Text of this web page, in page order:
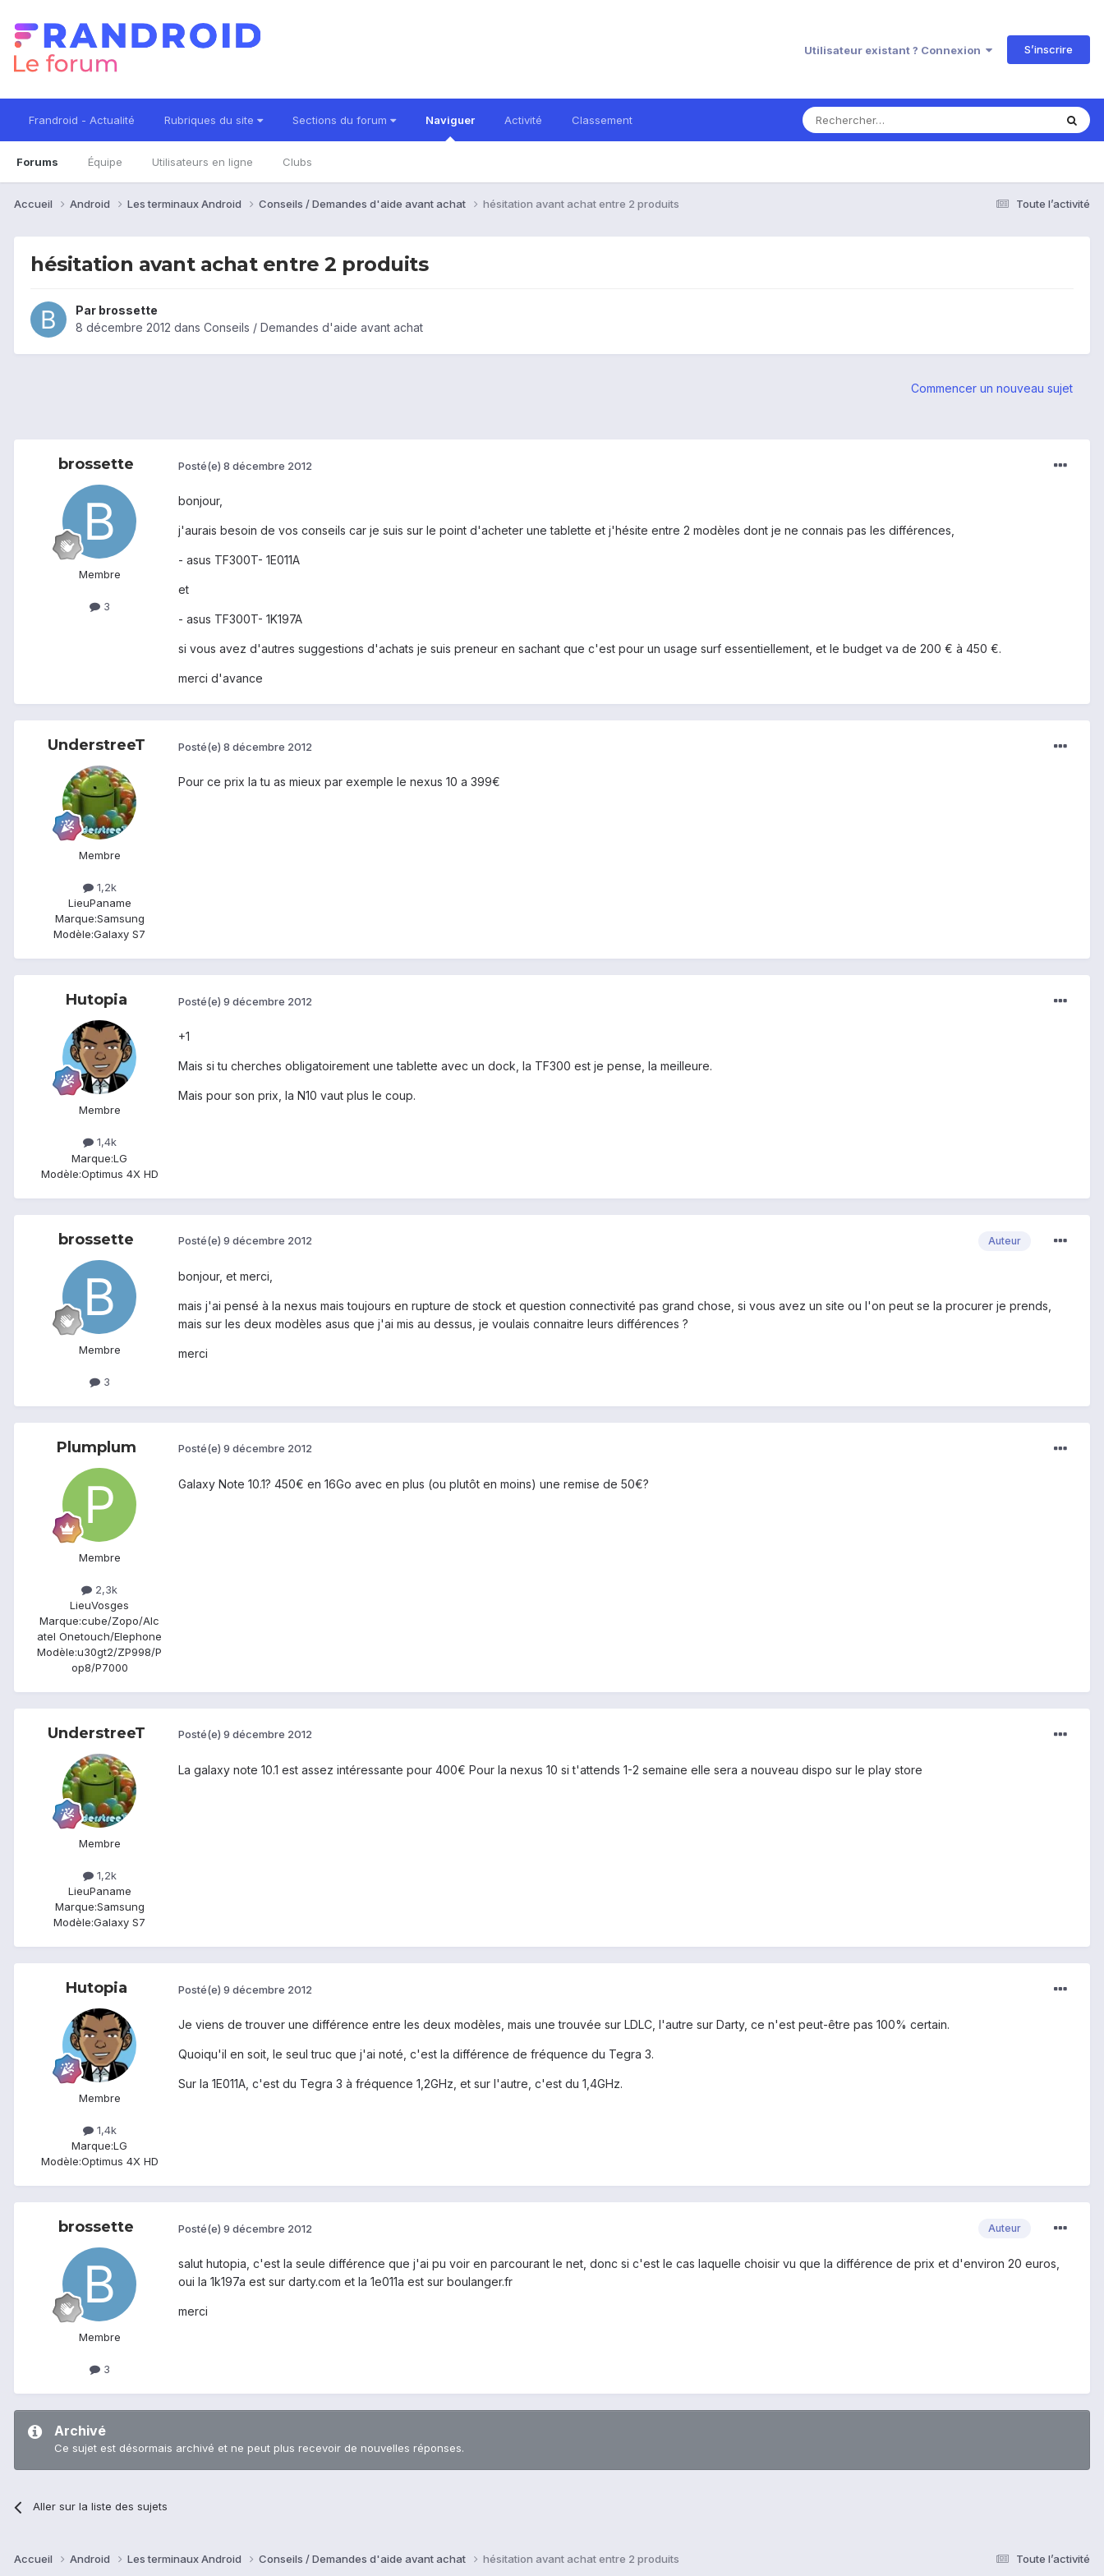
Utilisateur existant ? Connexion S’inscrire
Frandroid - Actualité Rubriques du site Sections du forum Naviguer
Forums Équipe Utilisateurs en ligne Clubs
Activité Classement
Toute l’activité
Accueil Android Les terminaux Android Conseils / Demandes d'aide avant achat hésitation avant achat entre 2 produits
hésitation avant achat entre 2 produits
Par brossette
8 décembre 2012 dans Conseils / Demandes d'aide avant achat
Commencer un nouveau sujet
brossette
Membre
3
Posté(e) 8 décembre 2012
bonjour,
j'aurais besoin de vos conseils car je suis sur le point d'acheter une tablette et j'hésite entre 2 modèles dont je ne connais pas les différences,
- asus TF300T- 1E011A
et
- asus TF300T- 1K197A
si vous avez d'autres suggestions d'achats je suis preneur en sachant que c'est pour un usage surf essentiellement, et le budget va de 200 € à 450 €.
merci d'avance
UnderstreeT
Membre
1,2k
LieuPaname
Marque:Samsung
Modèle:Galaxy S7
Posté(e) 8 décembre 2012
Pour ce prix la tu as mieux par exemple le nexus 10 a 399€
Hutopia
Membre
1,4k
Marque:LG
Modèle:Optimus 4X HD
Posté(e) 9 décembre 2012
+1
Mais si tu cherches obligatoirement une tablette avec un dock, la TF300 est je pense, la meilleure.
Mais pour son prix, la N10 vaut plus le coup.
brossette
Membre
3
Auteur
Posté(e) 9 décembre 2012
bonjour, et merci,
mais j'ai pensé à la nexus mais toujours en rupture de stock et question connectivité pas grand chose, si vous avez un site ou l'on peut se la procurer je prends,
mais sur les deux modèles asus que j'ai mis au dessus, je voulais connaitre leurs différences ?
merci
Plumplum
Membre
2,3k
LieuVosges
Marque:cube/Zopo/Alc
atel Onetouch/Elephone
Modèle:u30gt2/ZP998/P
op8/P7000
Posté(e) 9 décembre 2012
Galaxy Note 10.1? 450€ en 16Go avec en plus (ou plutôt en moins) une remise de 50€?
UnderstreeT
Membre
1,2k
LieuPaname
Marque:Samsung
Modèle:Galaxy S7
Posté(e) 9 décembre 2012
La galaxy note 10.1 est assez intéressante pour 400€ Pour la nexus 10 si t'attends 1-2 semaine elle sera a nouveau dispo sur le play store
Hutopia
Membre
1,4k
Marque:LG
Modèle:Optimus 4X HD
Posté(e) 9 décembre 2012
Je viens de trouver une différence entre les deux modèles, mais une trouvée sur LDLC, l'autre sur Darty, ce n'est peut-être pas 100% certain.
Quoiqu'il en soit, le seul truc que j'ai noté, c'est la différence de fréquence du Tegra 3.
Sur la 1E011A, c'est du Tegra 3 à fréquence 1,2GHz, et sur l'autre, c'est du 1,4GHz.
brossette
Membre
3
Auteur
Posté(e) 9 décembre 2012
salut hutopia, c'est la seule différence que j'ai pu voir en parcourant le net, donc si c'est le cas laquelle choisir vu que la différence de prix et d'environ 20 euros,
oui la 1k197a est sur darty.com et la 1e011a est sur boulanger.fr
merci
Archivé
Ce sujet est désormais archivé et ne peut plus recevoir de nouvelles réponses.
Aller sur la liste des sujets
Toute l’activité
Accueil Android Les terminaux Android Conseils / Demandes d'aide avant achat hésitation avant achat entre 2 produits